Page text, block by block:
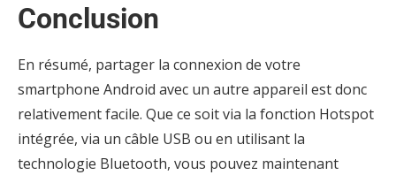
Conclusion
En résumé, partager la connexion de votre
smartphone Android avec un autre appareil est donc
relativement facile. Que ce soit via la fonction Hotspot
intégrée, via un câble USB ou en utilisant la
technologie Bluetooth, vous pouvez maintenant